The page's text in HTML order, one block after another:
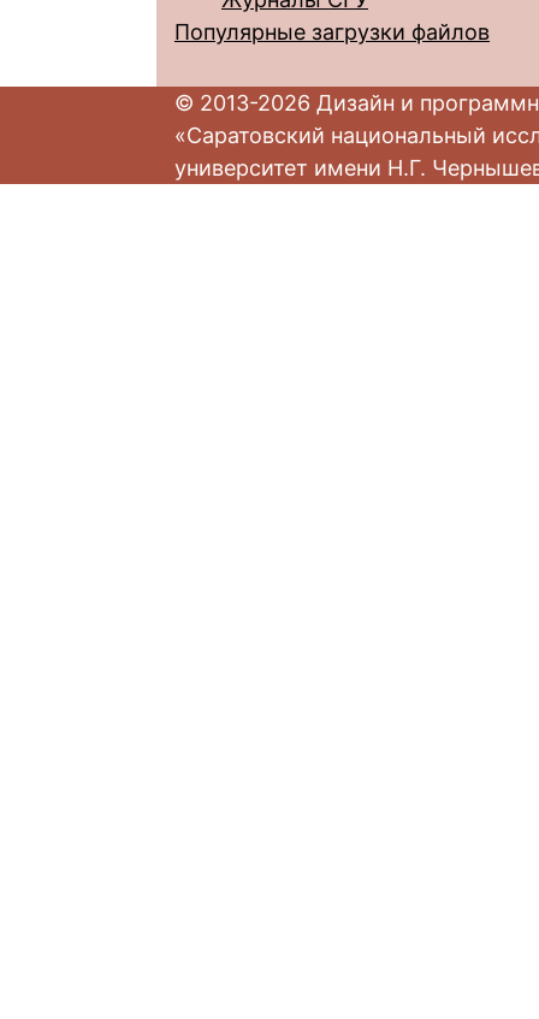
Популярные загрузки файлов
© 2013-2026 Дизайн и
«Саратовский национальный
университет имени Н.Г.